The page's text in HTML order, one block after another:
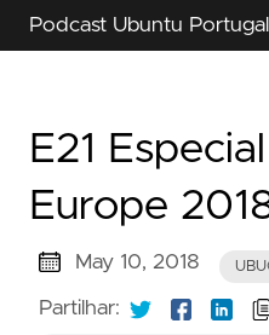
Podcast Ubuntu Portugal
E21
Europe
May 10, 2018
Partilhar: